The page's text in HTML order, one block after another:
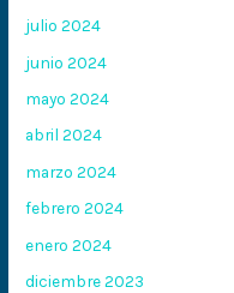
julio 2024
junio 2024
mayo 2024
abril 2024
marzo 2024
febrero 2024
enero 2024
diciembre 2023